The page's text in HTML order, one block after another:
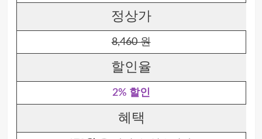
정상가
8,460 원
할인율
2% 할인
혜택